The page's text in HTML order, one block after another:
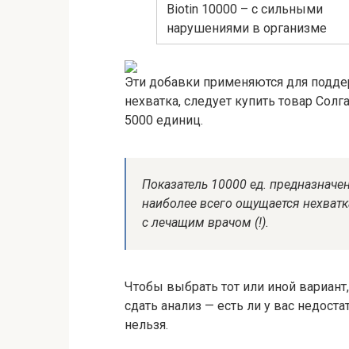
Biotin 10000 – с сильными
нарушениями в организме
Эти добавки применяются для
нехватка, следует купить товар
5000 единиц.
Показатель 10000 ед.
наиболее всего ощущается
с лечащим врачом (!).
Чтобы выбрать тот или иной
сдать анализ — есть ли у вас
нельзя.